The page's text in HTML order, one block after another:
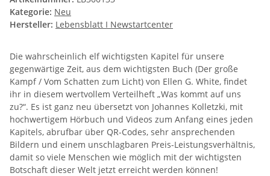
Kategorie: Neu
Hersteller: Lebensblatt I Newstartcenter
Die wahrscheinlich elf wichtigsten Kapitel für unsere
gegenwärtige Zeit, aus dem wichtigsten Buch (Der große
Kampf / Vom Schatten zum Licht) von Ellen G. White, findet
ihr in diesem wertvollem Verteilheft „Was kommt auf uns
zu?“. Es ist ganz neu übersetzt von Johannes Kolletzki, mit
hochwertigem Hörbuch und Videos zum Anfang eines jeden
Kapitels, abrufbar über QR-Codes, sehr ansprechenden
Bildern und einem unschlagbaren Preis-Leistungsverhältnis,
damit so viele Menschen wie möglich mit der wichtigsten
Botschaft dieser Welt jetzt erreicht werden können!